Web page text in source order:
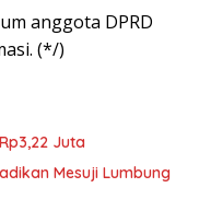
anggota DPRD
(*/)
Juta
Mesuji Lumbung